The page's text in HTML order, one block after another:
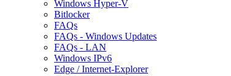
Windows Hyper-V
Bitlocker
FAQs
FAQs - Windows Updates
FAQs - LAN
Windows IPv6
Edge / Internet-Explorer